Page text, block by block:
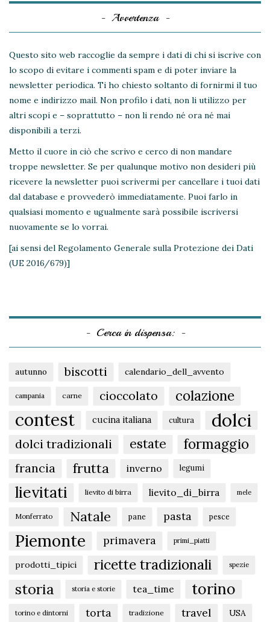
Avvertenza
Questo sito web raccoglie da sempre i dati di chi si iscrive con
lo scopo di evitare i commenti spam e di poter inviare la
newsletter periodica. Ti ho chiesto soltanto di fornirmi il tuo
nome e indirizzo mail. Non profilo i dati, non li utilizzo per
altri scopi e – soprattutto – non li rendo né ora né mai
disponibili a terzi.
Metto il cuore in ciò che scrivo e cerco di non mandare
troppe newsletter. Se per qualunque motivo non desideri più
ricevere la newsletter puoi scrivermi per cancellare i tuoi dati
dal database e provvederò immediatamente. Puoi farlo in
qualsiasi momento e ugualmente sarà possibile iscriversi
nuovamente se lo vorrai.
[ai sensi del Regolamento Generale sulla Protezione dei Dati
(UE 2016/679)]
Cerca in dispensa:
autunno biscotti calendario_dell_avvento
campania carne cioccolato colazione
contest cucina italiana cultura dolci
dolci tradizionali estate formaggio
francia frutta inverno legumi
lievitati lievito di birra lievito_di_birra mele
Monferrato Natale pane pasta pesce
Piemonte primavera primi_piatti
prodotti_tipici ricette tradizionali spezie
storia storia e storie tea_time torino
torino e dintorni torta tradizione travel USA